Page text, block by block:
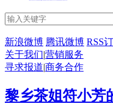
新浪微博 腾讯微博 RSS
关于我们|营销服务
寻求报道|商务合作
黎乡茶姐符小芳